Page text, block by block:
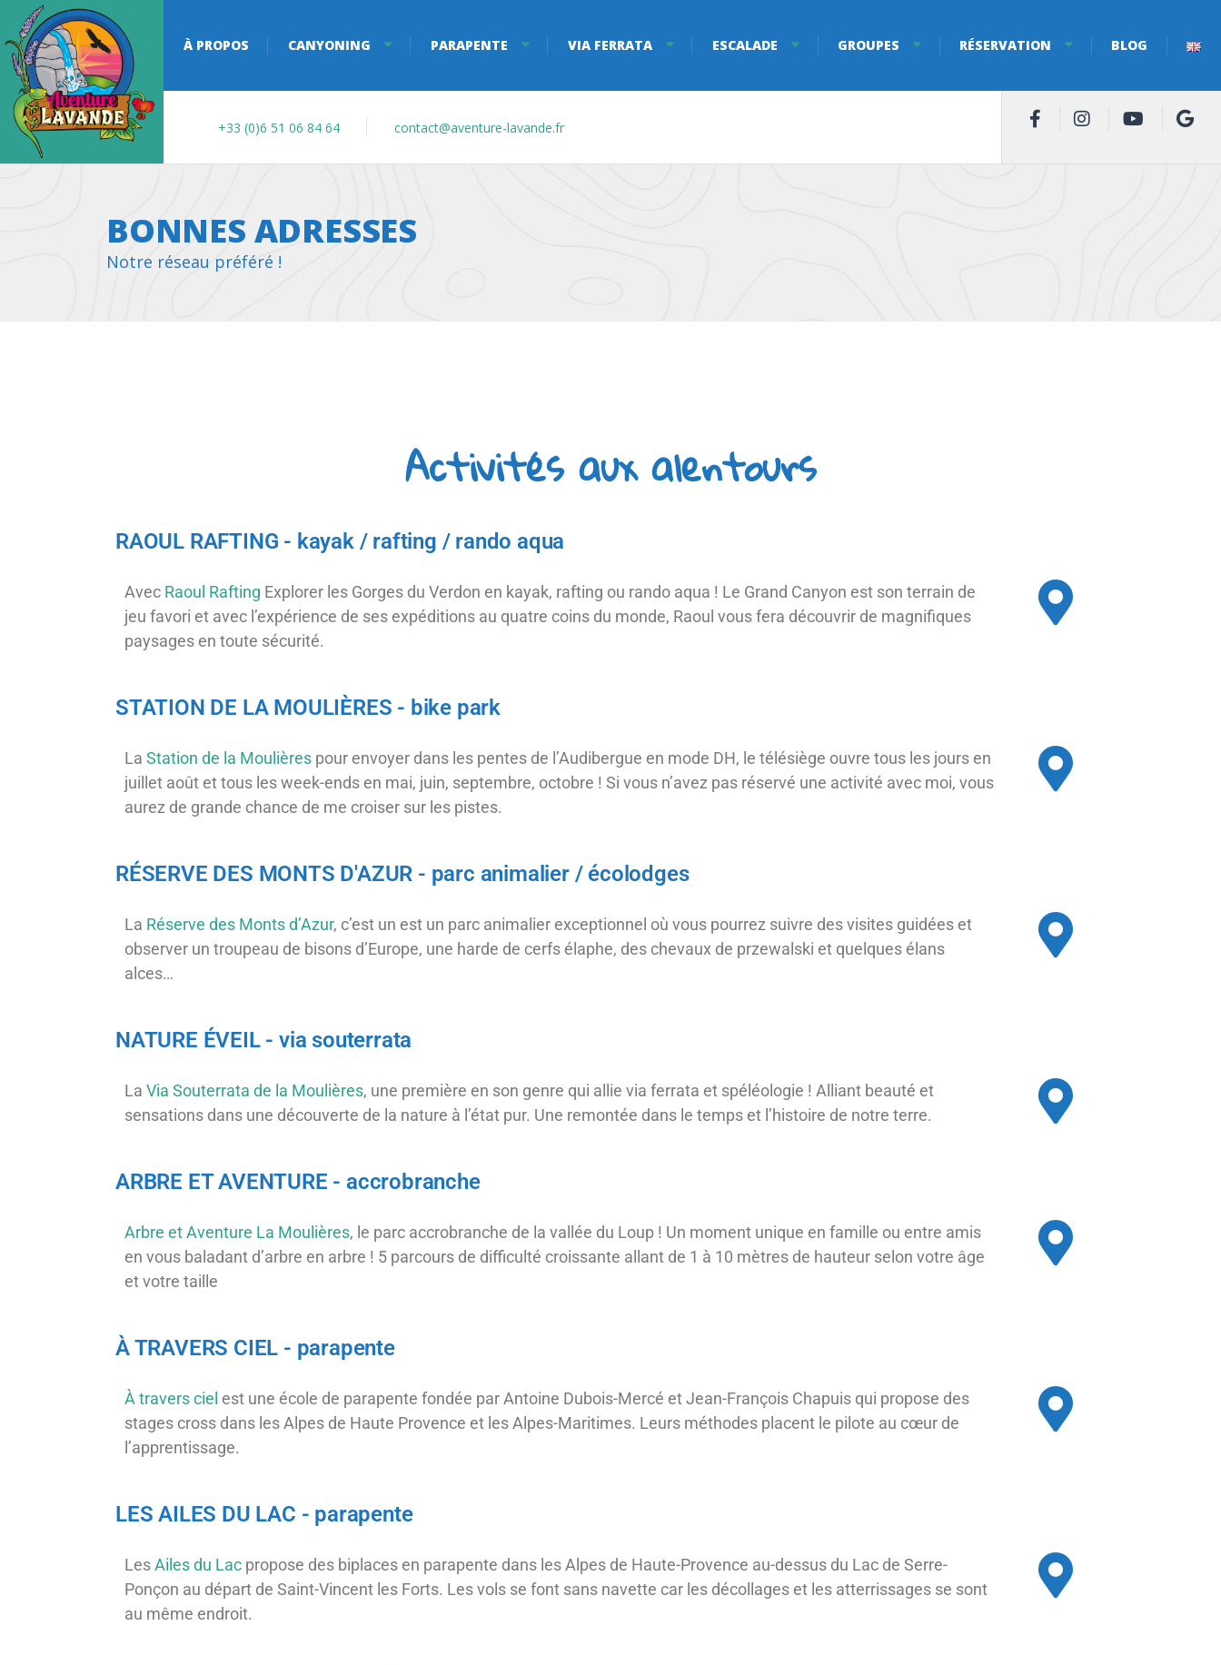
À PROPOS CANYONING PARAPENTE VIA FERRATA ESCALADE GROUPES RÉSERVATION BLOG
+33 (0)6 51 06 84 64 contact@aventure-lavande.fr
BONNES ADRESSES
Notre réseau préféré !
Activités aux alentours
RAOUL RAFTING - kayak / rafting / rando aqua
Avec Raoul Rafting Explorer les Gorges du Verdon en kayak, rafting ou rando aqua ! Le Grand Canyon est son terrain de
jeu favori et avec l’expérience de ses expéditions au quatre coins du monde, Raoul vous fera découvrir de magnifiques
paysages en toute sécurité.
STATION DE LA MOULIÈRES - bike park
La Station de la Moulières pour envoyer dans les pentes de l’Audibergue en mode DH, le télésiège ouvre tous les jours en
juillet août et tous les week-ends en mai, juin, septembre, octobre ! Si vous n’avez pas réservé une activité avec moi, vous
aurez de grande chance de me croiser sur les pistes.
RÉSERVE DES MONTS D'AZUR - parc animalier / écolodges
La Réserve des Monts d’Azur, c’est un est un parc animalier exceptionnel où vous pourrez suivre des visites guidées et
observer un troupeau de bisons d’Europe, une harde de cerfs élaphe, des chevaux de przewalski et quelques élans
alces…
NATURE ÉVEIL - via souterrata
La Via Souterrata de la Moulières, une première en son genre qui allie via ferrata et spéléologie ! Alliant beauté et
sensations dans une découverte de la nature à l’état pur. Une remontée dans le temps et l’histoire de notre terre.
ARBRE ET AVENTURE - accrobranche
Arbre et Aventure La Moulières, le parc accrobranche de la vallée du Loup ! Un moment unique en famille ou entre amis
en vous baladant d’arbre en arbre ! 5 parcours de difficulté croissante allant de 1 à 10 mètres de hauteur selon votre âge
et votre taille
À TRAVERS CIEL - parapente
À travers ciel est une école de parapente fondée par Antoine Dubois-Mercé et Jean-François Chapuis qui propose des
stages cross dans les Alpes de Haute Provence et les Alpes-Maritimes. Leurs méthodes placent le pilote au cœur de
l’apprentissage.
LES AILES DU LAC - parapente
LesAiles du Lac propose des biplaces en parapente dans les Alpes de Haute-Provence au-dessus du Lac de Serre-
Ponçon au départ de Saint-Vincent les Forts. Les vols se font sans navette car les décollages et les atterrissages se sont
au même endroit.